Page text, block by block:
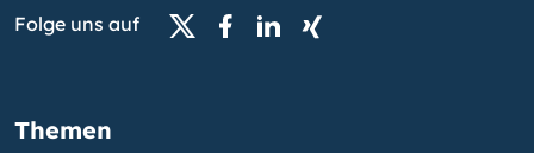
Folge uns auf
Themen